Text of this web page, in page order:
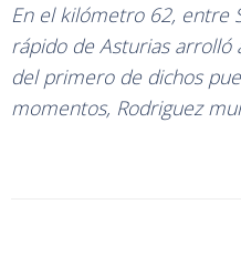
En el kilómetro 62, entre
rápido de Asturias arrolló
del primero de dichos
momentos, Rodriguez